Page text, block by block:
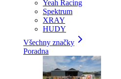
Yeah Racing
Spektrum
XRAY
HUDY
Všechny značky
Poradna